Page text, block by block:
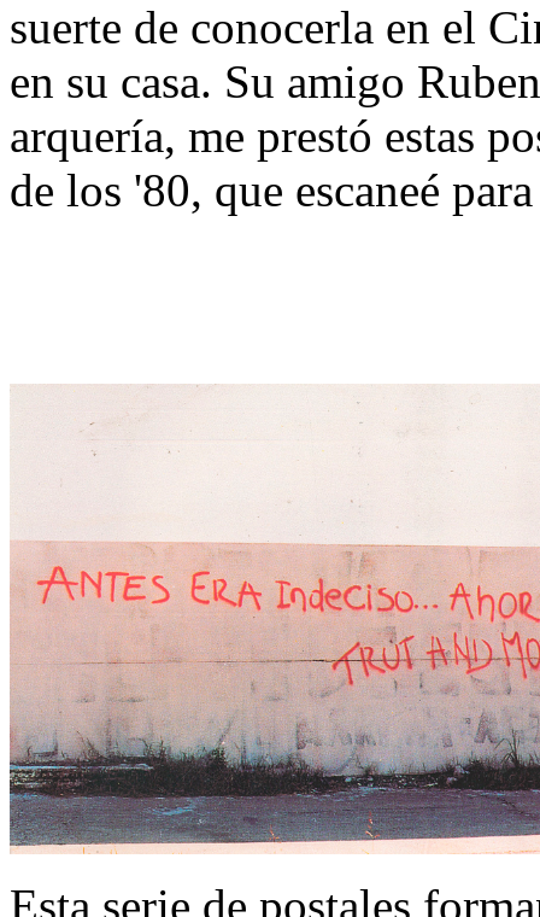
suerte de conocerla en el
en su casa. Su amigo
arquería, me prestó estas
de los '80, que escaneé
Esta serie de postales